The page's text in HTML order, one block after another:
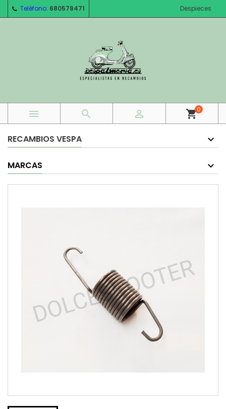
Teléfono: 680578471 Despieces
   shopping_cart0
RECAMBIOS VESPA
MARCAS